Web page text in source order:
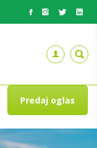
Predaj oglas